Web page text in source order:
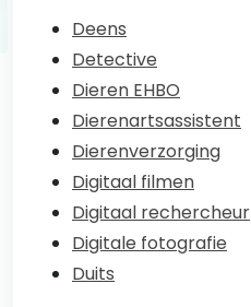
Deens
Detective
Dieren EHBO
Dierenartsassistent
Dierenverzorging
Digitaal filmen
Digitaal rechercheur
Digitale fotografie
Duits